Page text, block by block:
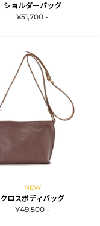
ショルダーバッグ
¥51,700 -
NEW
クロスボディバッグ
¥49,500 -